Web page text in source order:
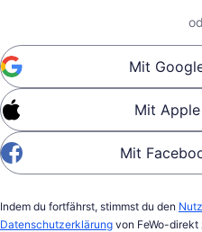
Mit
Mit
Mit
Indem du fortfährst, stimmst du den
Datenschutzerklärung von FeWo-direkt